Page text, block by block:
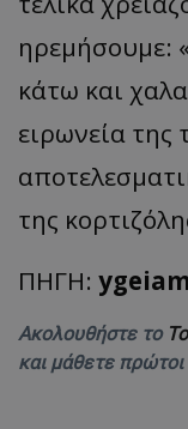
ηρεμήσουμε:
κάτω και
ειρωνεία της
της
ΠΗΓΗ:
Ακολουθήστε το
και μάθετε πρώτοι